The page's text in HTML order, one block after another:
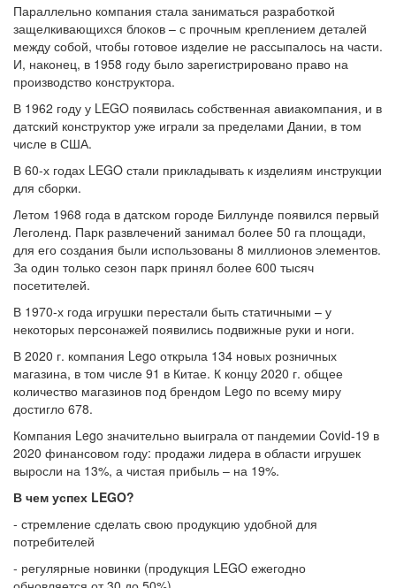
Параллельно компания стала заниматься разработкой
защелкивающихся блоков – с прочным креплением деталей
между собой, чтобы готовое изделие не рассыпалось на части.
И, наконец, в 1958 году было зарегистрировано право на
производство конструктора.
В 1962 году у LEGO появилась собственная авиакомпания, и в
датский конструктор уже играли за пределами Дании, в том
числе в США.
В 60-х годах LEGO стали прикладывать к изделиям инструкции
для сборки.
Летом 1968 года в датском городе Биллунде появился первый
Леголенд. Парк развлечений занимал более 50 га площади,
для его создания были использованы 8 миллионов элементов.
За один только сезон парк принял более 600 тысяч
посетителей.
В 1970-х года игрушки перестали быть статичными – у
некоторых персонажей появились подвижные руки и ноги.
В 2020 г. компания Lego открыла 134 новых розничных
магазина, в том числе 91 в Китае. К концу 2020 г. общее
количество магазинов под брендом Lego по всему миру
достигло 678.
Компания Lego значительно выиграла от пандемии Covid-19 в
2020 финансовом году: продажи лидера в области игрушек
выросли на 13%, а чистая прибыль – на 19%.
В чем успех LEGO?
- стремление сделать свою продукцию удобной для
потребителей
- регулярные новинки (продукция LEGO ежегодно